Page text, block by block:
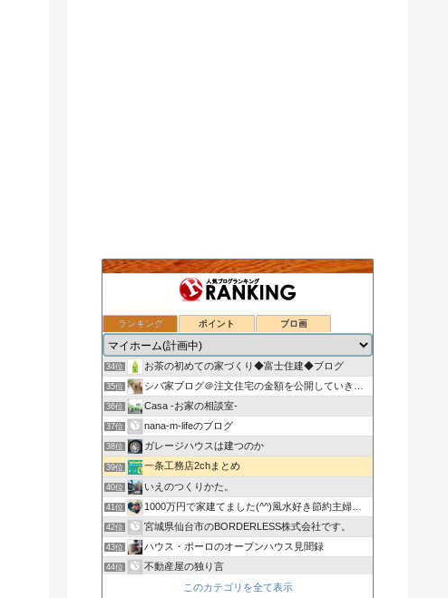
ランキング ポイント ブロ画
32位 ついのすみかはここにあるか
33位 30代の会社員がマイホームを買うってよ！
34位 お茶の初めての家づくり◆富士住建◆ブログ
35位 シバ家ブログ＠注文住宅の金額を公開していきます
36位 Casa -お家の相談室-
37位 nana-m-lifeのブログ
38位 ガレージハウスは建つのか
39位 一条工務店2chまとめ
40位 いえのつくりかた。
41位 1000万円で家建てました(^^)風水好き節約主婦のローコ…
42位 宮城県仙台市のBORDERLESS株式会社です。
43位 ハウス・ポーロのオープンハウス見聞録
44位 不動産屋の独り言
山口のネツい工務店blog
このカテゴリを全て表示